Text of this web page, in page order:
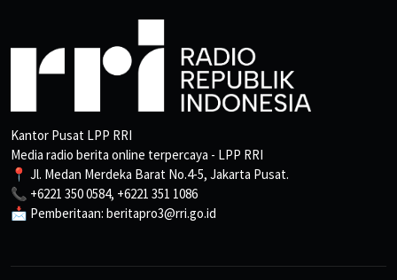
Kantor Pusat LPP RRI
Media radio berita online terpercaya - LPP RRI
📍 Jl. Medan Merdeka Barat No.4-5, Jakarta Pusat.
📞 +6221 350 0584, +6221 351 1086
📩 Pemberitaan: beritapro3@rri.go.id